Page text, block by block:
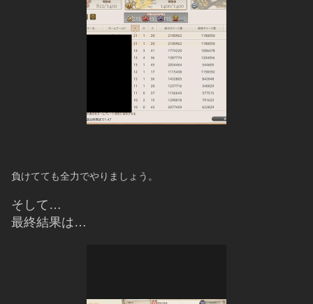
負けてても全力でやりましょう。
そして…
最終結果は…